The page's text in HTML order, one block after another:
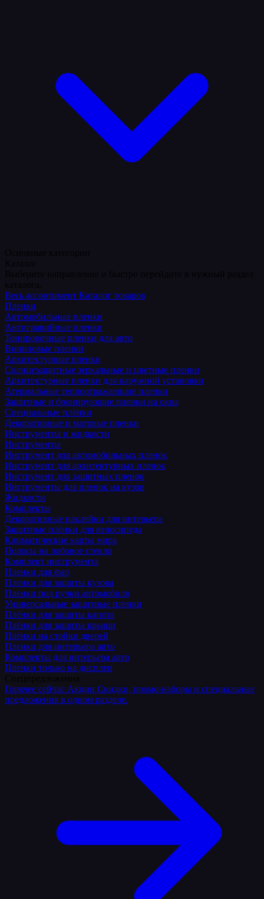
Весь ассортимент Каталог товаров
Пленки
Автомобильные пленки
Антигравийные пленки
Тонировочные пленки для авто
Виниловые пленки
Архитектурные пленки
Солнцезащитные зеркальные и цветные пленки
Архитектурные пленки для наружной установки
Атермальные теплоотражающие пленки
Защитные и бронирующие пленки на окна
Специальные плёнки
Декоративные и матовые пленки
Инструменты и жидкости
Инструменты
Инструмент для автомобильных пленок
Инструмент для архитектурных пленок
Инструмент для защитных пленок
Инструменты для пленок на кузов
Жидкости
Комплекты
Декоративные наклейки для интерьера
Защитные плёнки для велосипеда
Климатические карты мира
Полосы на лобовое стекло
Комплект инструмента
Пленки для фар
Пленки для защиты кузова
Пленки под ручки автомобиля
Универсальные защитные пленки
Плёнки для защиты капота
Плёнки для защиты крыши
Плёнки на стойки дверей
Пленки для интерьера авто
Комплекты для интерьера авто
Пленки только на дисплеи
Горячее сейчас Акции Скидки, промо-наборы и специальные
предложения в одном разделе.